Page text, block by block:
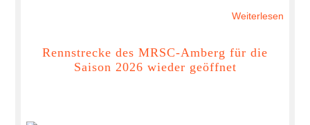
Weiterlesen
Rennstrecke des MRSC-Amberg für die
Saison 2026 wieder geöffnet